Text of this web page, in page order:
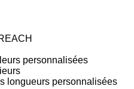
personnalisées
longueurs personnalisées